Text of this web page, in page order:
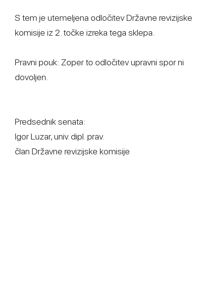
S tem je utemeljena odločitev Državne revizijske
komisije iz 2. točke izreka tega sklepa.
Pravni pouk: Zoper to odločitev upravni spor ni
dovoljen.
Predsednik senata:
Igor Luzar, univ. dipl. prav.
član Državne revizijske komisije